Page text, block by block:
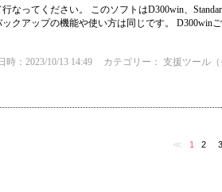
なってください。 このソフトはD300win、
クアップの機能や使い方は同じです。 D300win
時：2023/10/13 14:49 カテゴリー： 支援ツール（
≪ 1 2 3